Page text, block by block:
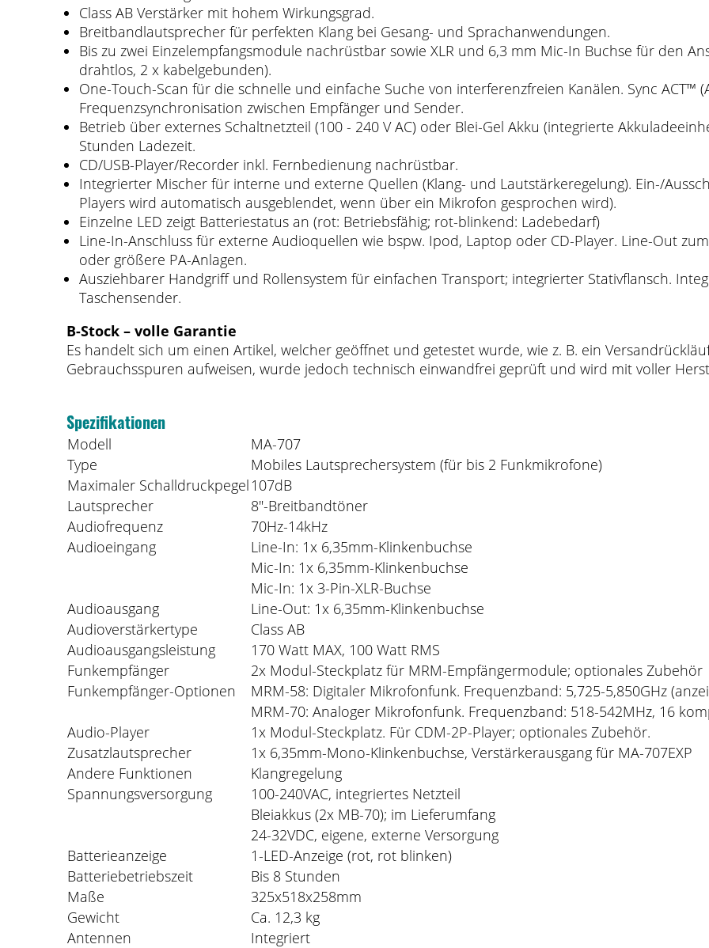
Class AB Verstärker mit hohem Wirkungsgrad.
Breitbandlautsprecher für perfekten Klang bei Gesang- und Sprachanwendungen.
Bis zu zwei Einzelempfangsmodule nachrüstbar sowie XLR und 6,3 mm Mic-In Buchse für den
drahtlos, 2 x kabelgebunden).
One-Touch-Scan für die schnelle und einfache Suche von interferenzfreien Kanälen. Sync ACT™
Frequenzsynchronisation zwischen Empfänger und Sender.
Betrieb über externes Schaltnetzteil (100 - 240 V AC) oder Blei-Gel Akku (integrierte
Stunden Ladezeit.
CD/USB-Player/Recorder inkl. Fernbedienung nachrüstbar.
Integrierter Mischer für interne und externe Quellen (Klang- und Lautstärkeregelung). Ein-/
Players wird automatisch ausgeblendet, wenn über ein Mikrofon gesprochen wird).
Einzelne LED zeigt Batteriestatus an (rot: Betriebsfähig; rot-blinkend: Ladebedarf)
Line-In-Anschluss für externe Audioquellen wie bspw. Ipod, Laptop oder CD-Player. Line-Out
oder größere PA-Anlagen.
Ausziehbarer Handgriff und Rollensystem für einfachen Transport; integrierter Stativflansch.
Taschensender.
B-Stock – volle Garantie
Es handelt sich um einen Artikel, welcher geöffnet und getestet wurde, wie z. B. ein
Gebrauchsspuren aufweisen, wurde jedoch technisch einwandfrei geprüft und wird mit voller
Spezifikationen
Modell
MA-707
Type
Mobiles Lautsprechersystem (für bis 2 Funkmikrofone)
Maximaler Schalldruckpegel 107dB
Lautsprecher
8"-Breitbandtöner
Audiofrequenz
70Hz-14kHz
Audioeingang
Line-In: 1x 6,35mm-Klinkenbuchse
Mic-In: 1x 6,35mm-Klinkenbuchse
Mic-In: 1x 3-Pin-XLR-Buchse
Audioausgang
Line-Out: 1x 6,35mm-Klinkenbuchse
Audioverstärkertype
Class AB
Audioausgangsleistung
170 Watt MAX, 100 Watt RMS
Funkempfänger
2x Modul-Steckplatz für MRM-Empfängermodule; optionales Zubehör
Funkempfänger-Optionen
MRM-58: Digitaler Mikrofonfunk. Frequenzband: 5,725-5,850GHz
MRM-70: Analoger Mikrofonfunk. Frequenzband: 518-542MHz, 16
Audio-Player
1x Modul-Steckplatz. Für CDM-2P-Player; optionales Zubehör.
Zusatzlautsprecher
1x 6,35mm-Mono-Klinkenbuchse, Verstärkerausgang für MA-707EXP
Andere Funktionen
Klangregelung
Spannungsversorgung
100-240VAC, integriertes Netzteil
Bleiakkus (2x MB-70); im Lieferumfang
24-32VDC, eigene, externe Versorgung
Batterieanzeige
1-LED-Anzeige (rot, rot blinken)
Batteriebetriebszeit
Bis 8 Stunden
Maße
325x518x258mm
Gewicht
Ca. 12,3 kg
Antennen
Integriert